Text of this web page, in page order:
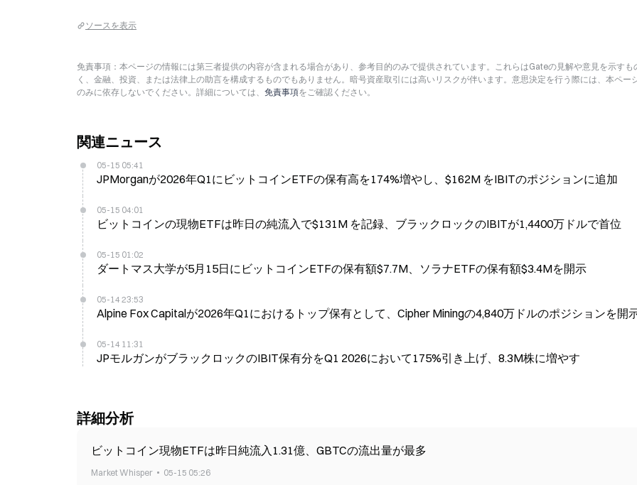
ソースを表示
免責事項：本ページの情報には第三者提供の内容が含まれる場合があり、参考目的のみで提供されています。これらはGateの見解や意見を示すも
く、金融、投資、または法律上の助言を構成するものでもありません。暗号資産取引には高いリスクが伴います。意思決定を行う際には、本ペー
のみに依存しないでください。詳細については、 免責事項をご確認ください。
関連ニュース
05-15 05:41
JPMorganが2026年Q1にビットコインETFの保有高を174%増やし、$162M をIBITのポジションに追加
05-15 04:01
ビットコインの現物ETFは昨日の純流入で$131M を記録、ブラックロックのIBITが1,4400万ドルで首位
05-15 01:02
ダートマス大学が5月15日にビットコインETFの保有額$7.7M、ソラナETFの保有額$3.4Mを開示
05-14 23:53
Alpine Fox Capitalが2026年Q1におけるトップ保有として、Cipher Miningの4,840万ドルのポジションを開
05-14 11:31
JPモルガンがブラックロックのIBIT保有分をQ1 2026において175%引き上げ、8.3M株に増やす
詳細分析
ビットコイン現物ETFは昨日純流入1.31億、GBTCの流出量が最多
Market Whisper 05-15 05:26